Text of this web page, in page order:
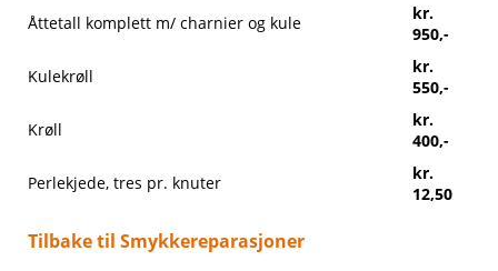
Åttetall komplett m/ charnier og kule
kr.
950,-
Kulekrøll
kr.
550,-
Krøll
kr.
400,-
Perlekjede, tres pr. knuter
kr.
12,50
Tilbake til Smykkereparasjoner